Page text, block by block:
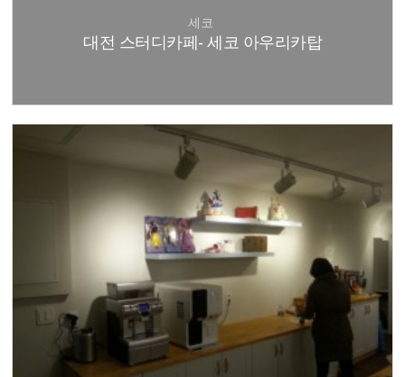
세코
대전 스터디카페- 세코 아우리카탑